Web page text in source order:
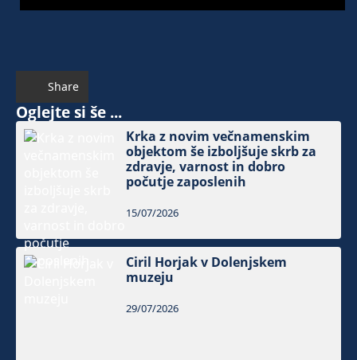
Share
Oglejte si še ...
Krka z novim večnamenskim
objektom še izboljšuje skrb za
zdravje, varnost in dobro
počutje zaposlenih
15/07/2026
Ciril Horjak v Dolenjskem
muzeju
29/07/2026